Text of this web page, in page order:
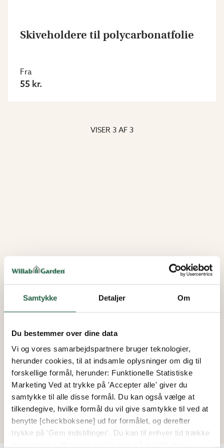
Samtykke Detaljer Om
Du bestemmer over dine data
Vi og vores samarbejdspartnere bruger teknologier,
herunder cookies, til at indsamle oplysninger om dig til
forskellige formål, herunder: Funktionelle Statistiske
Marketing Ved at trykke på 'Accepter alle' giver du
samtykke til alle disse formål. Du kan også vælge at
tilkendegive, hvilke formål du vil give samtykke til ved at
benytte [checkboksene] ud for formålet, og derefter
trykke på 'Gem indstillinger'. Du kan til enhver tid trække
Skiveholdere til polycarbonatfolie
Fra
55 kr.
VISER3AF3